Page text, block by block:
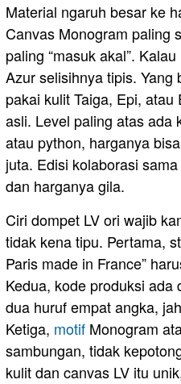
Material ngaruh besar ke
Canvas Monogram paling
paling “masuk akal”.
Azur selisihnya tipis. Yang
pakai kulit Taiga, Epi,
asli. Level paling atas ada
atau python, harganya
juta. Edisi kolaborasi sama
dan harganya gila.
Ciri dompet LV ori wajib
tidak kena tipu. Pertama,
Paris made in France”
Kedua, kode produksi ada
dua huruf empat angka,
Ketiga, motif Monogram
sambungan, tidak
kulit dan canvas LV itu